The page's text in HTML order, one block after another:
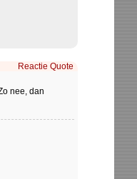
Reactie Quote
nee, dan